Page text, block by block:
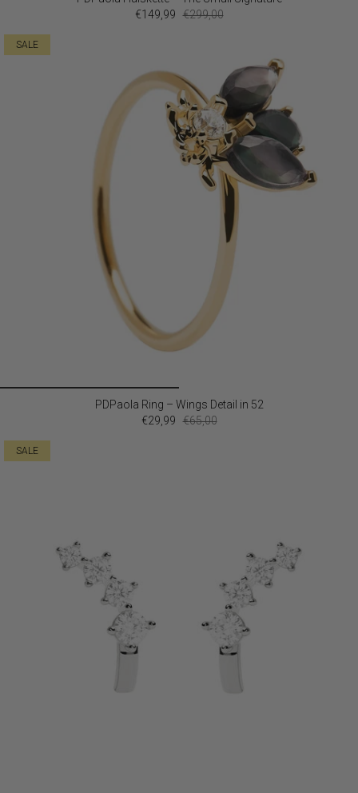
€149,99 €299,00
SALE
PDPaola Ring – Wings Detail in 52
€29,99 €65,00
SALE